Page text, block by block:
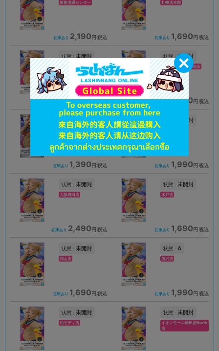
新座流通センター
在庫あり 2,190 円 税込
札幌店本館
在庫あり 1,690 円 税込
状態 : 未開封
豊橋店
在庫あり 1,489
状態 :未開封
プライムツリー赤池店
2,290 円 税込
状態 :未開封
高崎店
在庫あり 1,390 円 税込
未開封
在庫あり 1,990 円 税込
状態 : 未開封
大阪梅田店
在庫あり 2,490 円 税込
状態 : 未開封
水戸店
在庫あり 1,690 円 税込
状態 : 未開封
岡山店
在庫あり 1,690 円 税込
状態 : A
所沢店
在庫あり 1,990 円 税込
状態 : 未開封
柏モディ店
状態 : 未開封
イオンモール津田沼North
店